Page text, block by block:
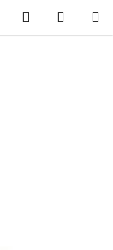
Hledat
KOŠÍK